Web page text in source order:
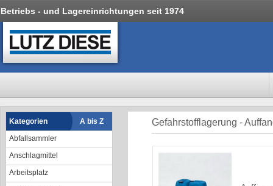
Betriebs - und Lagereinrichtungen seit 1974
Kategorien
A bis Z
Abfallsammler
Anschlagmittel
Arbeitsplatz
Gefahrstofflagerung -